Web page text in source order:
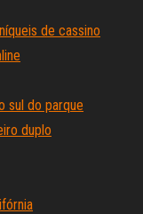
de cassino
sul do parque
duplo